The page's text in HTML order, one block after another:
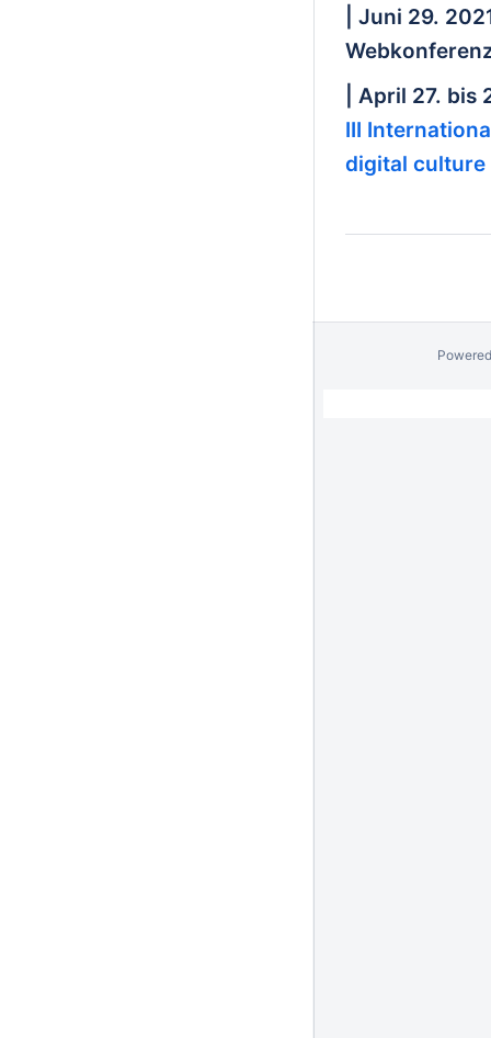
| Juni 29.
| April 27. bis
III
digital culture